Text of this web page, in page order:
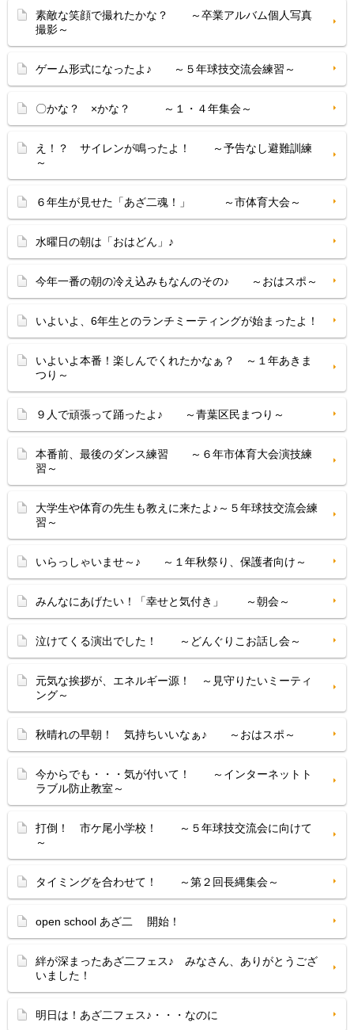
素敵な笑顔で撮れたかな？ ～卒業アルバム個人写真
撮影～
ゲーム形式になったよ♪ ～５年球技交流会練習～
〇かな？ ×かな？ ～１・４年集会～
え！？ サイレンが鳴ったよ！ ～予告なし避難訓練
～
６年生が見せた「あざ二魂！」 ～市体育大会～
水曜日の朝は「おはどん」♪
今年一番の朝の冷え込みもなんのその♪ ～おはスポ～
いよいよ、6年生とのランチミーティングが始まったよ！
いよいよ本番！楽しんでくれたかなぁ？ ～１年あきま
つり～
９人で頑張って踊ったよ♪ ～青葉区民まつり～
本番前、最後のダンス練習 ～６年市体育大会演技練
習～
大学生や体育の先生も教えに来たよ♪～５年球技交流会練
習～
いらっしゃいませ～♪ ～１年秋祭り、保護者向け～
みんなにあげたい！「幸せと気付き」 ～朝会～
泣けてくる演出でした！ ～どんぐりこお話し会～
元気な挨拶が、エネルギー源！ ～見守りたいミーティ
ング～
秋晴れの早朝！ 気持ちいいなぁ♪ ～おはスポ～
今からでも・・・気が付いて！ ～インターネットト
ラブル防止教室～
打倒！ 市ケ尾小学校！ ～５年球技交流会に向けて
～
タイミングを合わせて！ ～第２回長縄集会～
open school あざ二 開始！
絆が深まったあざ二フェス♪ みなさん、ありがとうござ
いました！
明日は！あざ二フェス♪・・・なのに